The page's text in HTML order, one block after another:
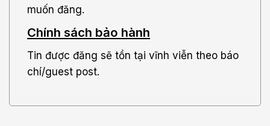
muốn đăng.
Chính sách bảo hành
Tin được đăng sẽ tồn tại vĩnh viễn theo báo
chí/guest post.